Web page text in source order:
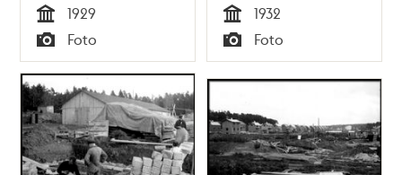
Tid
1929
Typ
Foto Tid
1932
Typ
Foto